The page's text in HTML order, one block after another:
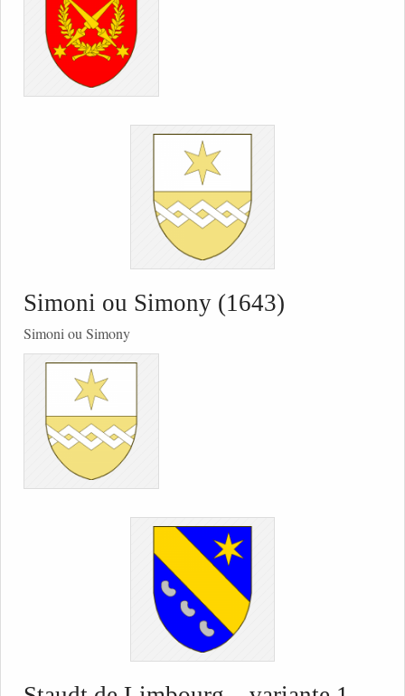
Simoni ou Simony (1643)
Simoni ou Simony